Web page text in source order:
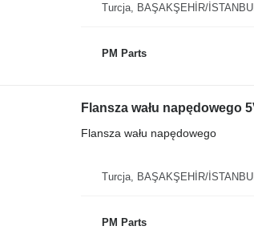
Turcja, BAŞAKŞEHİR/
PM Parts
Flansza wału napędowego
Turcja, BAŞAKŞEHİR/
PM Parts